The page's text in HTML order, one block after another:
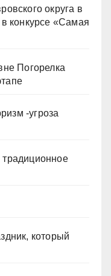
округа в
конкурсе «Самая
Погорелка
-угроза
который